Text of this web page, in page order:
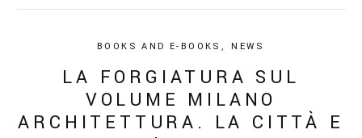
BOOKS AND E-BOOKS , NEWS
LA FORGIATURA SUL
VOLUME MILANO
ARCHITETTURA. LA CITTÀ E